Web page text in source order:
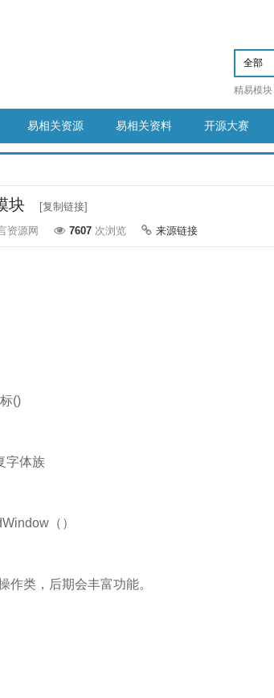
精易模块
易相关资源 易相关资料 开源大赛
块
[复制链接]
资源网 7607 次浏览 来源链接
()
字体族
（）
作类，后期会丰富功能。